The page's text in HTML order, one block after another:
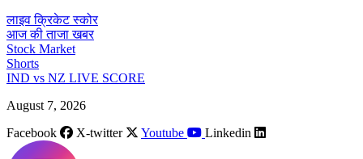
लाइव क्रिकेट स्कोर
आज की ताजा खबर
Stock Market
Shorts
IND vs NZ LIVE SCORE
August 7, 2026
Facebook
X-twitter Youtube Linkedin